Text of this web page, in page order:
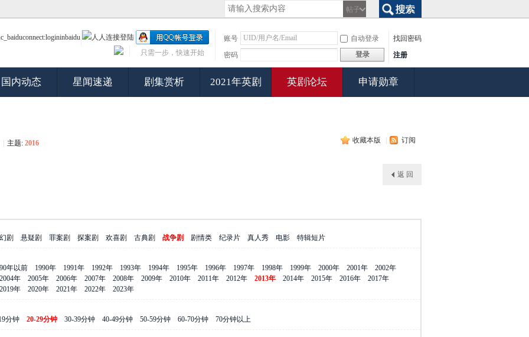
帖子
账号
自动登录
找回密码
密码
登录 注册
只需一步，快速开始
国内动态 星闻速递 剧集赏析 2021年英剧 英剧论坛 申请勋章
收藏本版 订阅
主题: 2016
返 回
剧 悬疑剧 罪案剧 探案剧 欢喜剧 古典剧 战争剧 剧情类 纪录片 真人秀 电影 特辑短片
年以前 1990年 1991年 1992年 1993年 1994年 1995年 1996年 1997年 1998年 1999年 2000年 2001年
2002年
2004年
2005年 2006年 2007年 2008年 2009年 2010年 2011年 2012年 2013年 2014年 2015年 2016年
2017年
2019年
2020年 2021年 2022年 2023年
分钟 20-29分钟 30-39分钟 40-49分钟 50-59分钟 60-70分钟 70分钟以上